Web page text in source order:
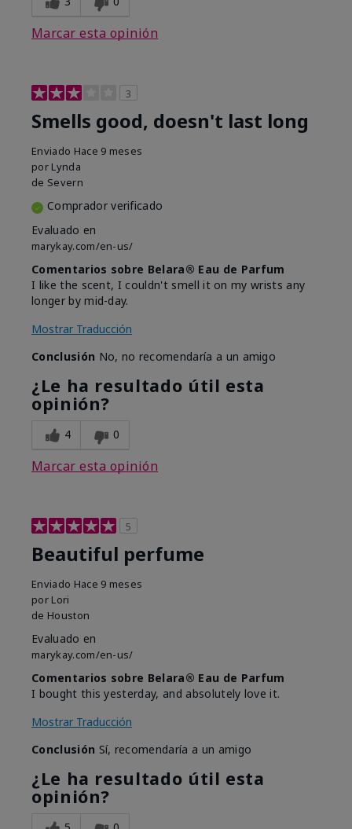
Marcar esta opinión
3
Smells good, doesn't last long
Enviado Hace 9 meses
por Lynda
de Severn
Comprador verificado
Evaluado en
marykay.com/en-us/
Comentarios sobre Belara® Eau de Parfum
I like the scent, I couldn't smell it on my wrists any
longer by mid-day.
Mostrar Traducción
Conclusión No, no recomendaría a un amigo
¿Le ha resultado útil esta
opinión?
4 0
Marcar esta opinión
5
Beautiful perfume
Enviado Hace 9 meses
por Lori
de Houston
Evaluado en
marykay.com/en-us/
Comentarios sobre Belara® Eau de Parfum
I bought this yesterday, and absolutely love it.
Mostrar Traducción
Conclusión Sí, recomendaría a un amigo
¿Le ha resultado útil esta
opinión?